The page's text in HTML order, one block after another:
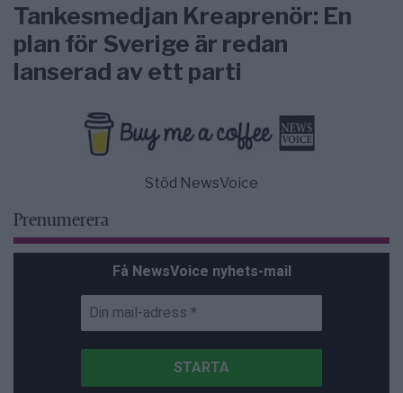
Tankesmedjan Kreaprenör: En
plan för Sverige är redan
lanserad av ett parti
Stöd NewsVoice
Prenumerera
Få NewsVoice nyhets-mail